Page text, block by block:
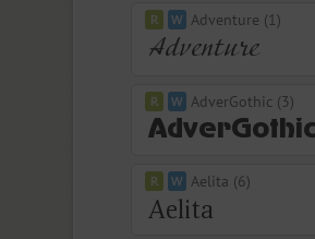
Adventure (1)
AdverGothic (3)
Aelita (6)